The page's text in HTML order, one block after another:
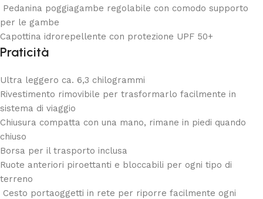
Pedanina poggiagambe regolabile con comodo supporto
per le gambe
Capottina idrorepellente con protezione UPF 50+
Praticità
Ultra leggero ca. 6,3 chilogrammi
Rivestimento rimovibile per trasformarlo facilmente in
sistema di viaggio
Chiusura compatta con una mano, rimane in piedi quando
chiuso
Borsa per il trasporto inclusa
Ruote anteriori piroettanti e bloccabili per ogni tipo di
terreno
Cesto portaoggetti in rete per riporre facilmente ogni